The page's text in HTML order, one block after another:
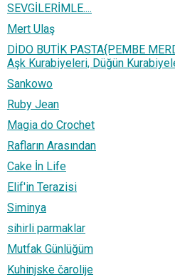
SEVGİLERİMLE....
Mert Ulaş
DİDO BUTİK PASTA{PEMBE
Aşk Kurabiyeleri, Düğün
Sankowo
Ruby Jean
Magia do Crochet
Rafların Arasından
Cake İn Life
Elif'in Terazisi
Siminya
sihirli parmaklar
Mutfak Günlüğüm
Kuhinjske čarolije